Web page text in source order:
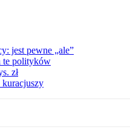
jest pewne „ale”
te polityków
zł
kuracjuszy